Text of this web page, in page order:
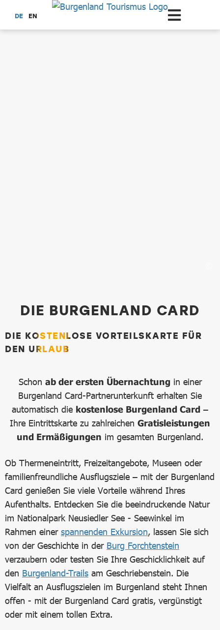
Zum Hauptinhalt springen
DE EN
Burgenland Card
DIE BURGENLAND CARD
DIE KOSTENLOSE VORTEILSKARTE FÜR
DEN URLAUB
Schon ab der ersten Übernachtungin einer
Burgenland Card-Partnerunterkunft erhalten Sie
automatisch die kostenlose Burgenland Card –
Ihre Eintrittskarte zu zahlreichen Gratisleistungen
und Ermäßigungen im gesamten Burgenland.
Ob Thermeneintritt, Freizeitangebote, Museen oder
familienfreundliche Ausflugsziele – mit der Burgenland
Card genießen Sie viele Vorteile während Ihres
Aufenthalts. Entdecken Sie die beeindruckende Natur
im Nationalpark Neusiedler See - Seewinkel im
Rahmen einer spannenden Exkursion, lassen Sie sich
von der Geschichte in der Burg Forchtenstein
verzaubern oder testen Sie Ihre Geschicklichkeit auf
den Burgenland-Trails am Geschriebenstein. Die
Vielfalt an Ausflugszielen im Burgenland steht Ihnen
offen - mit der Burgenland Card gratis, vergünstigt
oder mit einem tollen Extra.